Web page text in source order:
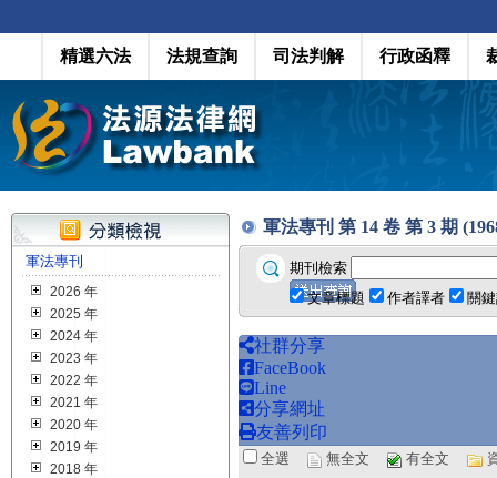
精選六法 法規查詢 司法判解 行政函釋
軍法專刊
2026 年
2025 年
2024 年
2023 年
2022 年
2021 年
2020 年
2019 年
2018 年
軍法專刊 第 14 卷 第 3 期
期刊檢索
文章標題
作者譯者 關
社群分享
FaceBook
Line
分享網址
友善列印
全選 無全文 有全文